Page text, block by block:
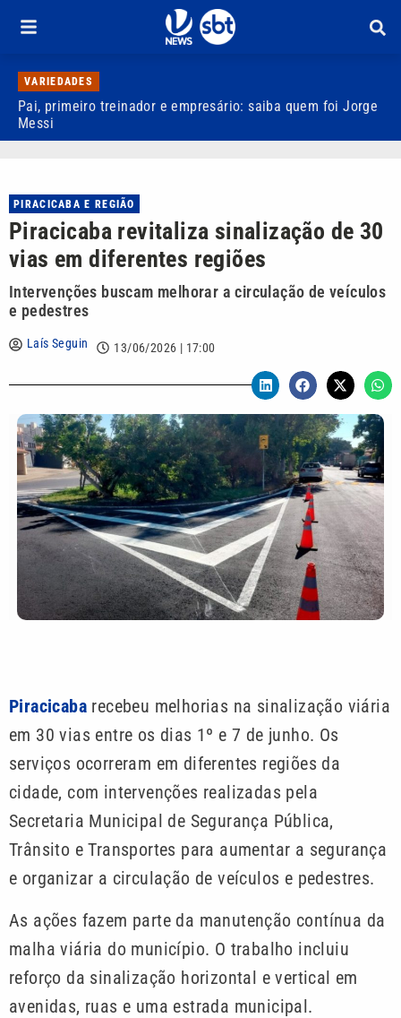
VARIEDADES
Pai, primeiro treinador e empresário: saiba quem foi Jorge
Messi
PIRACICABA E REGIÃO
Piracicaba revitaliza sinalização de 30
vias em diferentes regiões
Intervenções buscam melhorar a circulação de veículos
e pedestres
Laís Seguin 13/06/2026 | 17:00
Piracicaba recebeu melhorias na sinalização viária
em 30 vias entre os dias 1º e 7 de junho. Os
serviços ocorreram em diferentes regiões da
cidade, com intervenções realizadas pela
Secretaria Municipal de Segurança Pública,
Trânsito e Transportes para aumentar a segurança
e organizar a circulação de veículos e pedestres.
As ações fazem parte da manutenção contínua da
malha viária do município. O trabalho incluiu
reforço da sinalização horizontal e vertical em
avenidas, ruas e uma estrada municipal.